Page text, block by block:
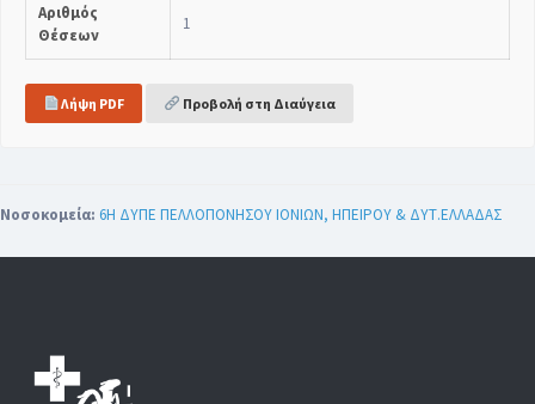
Αριθμός
Θέσεων
1
Λήψη PDF Προβολή στη Διαύγεια
Νοσοκομεία: 6Η ΔΥΠΕ ΠΕΛΛΟΠΟΝΗΣΟΥ ΙΟΝΙΩΝ, ΗΠΕΙΡΟΥ & ΔΥΤ.ΕΛΛΑΔΑΣ